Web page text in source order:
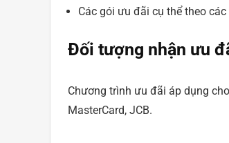
Các gói ưu đãi cụ thể theo
Đối tượng nhận ưu
Chương trình ưu đãi áp dụng
MasterCard, JCB.